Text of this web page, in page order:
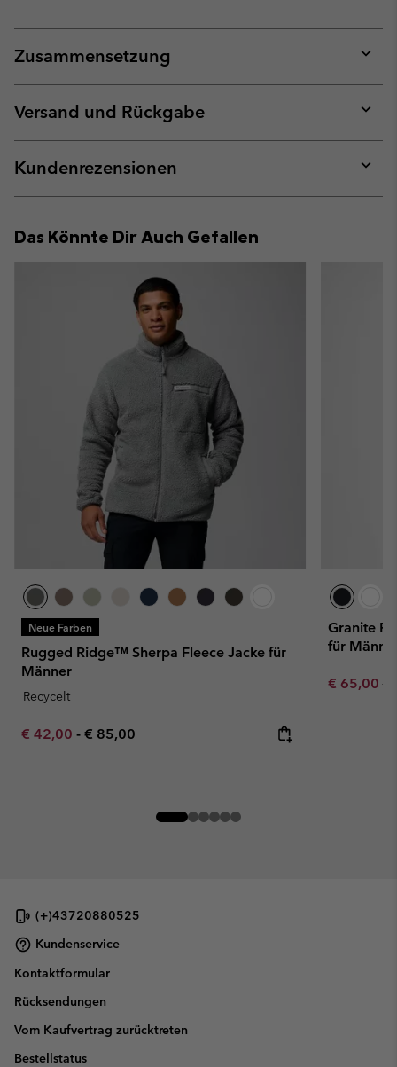
Zusammensetzung
or
Versand und Rückgabe
or
Kundenrezensionen
or
Das Könnte Dir Auch Gefallen
Neue Farben
Rugged Ridge™ Sherpa Fleece Jacke für
Männer
Recycelt
Minimum sale price:
€ 42,00 - Maximum price:
€ 85,00
Granite
für
Sale price:
€ 65,00€
(+)43720880525
Kundenservice
Kontaktformular
Rücksendungen
Vom Kaufvertrag zurücktreten
Bestellstatus